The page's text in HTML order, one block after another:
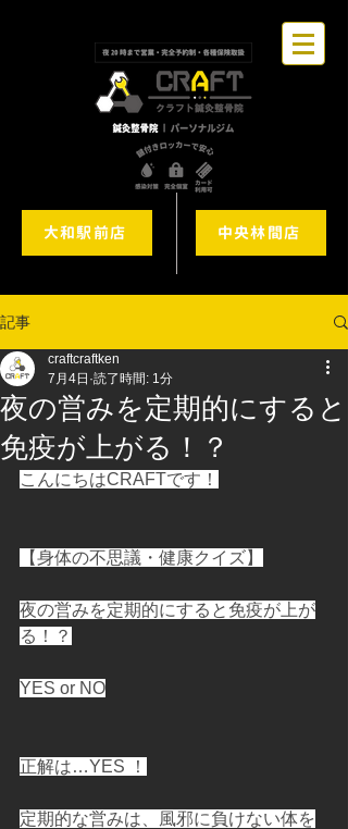
大和駅前店 中央林間店
記事
夜の営みを定期的にすると
免疫が上がる！？
craftcraftken
7月4日 読了時間: 1分
こんにちはCRAFTです！
【身体の不思議・健康クイズ】
夜の営みを定期的にすると免疫が上が
る！？
YES or NO
正解は…YES ！
定期的な営みは、風邪に負けない体を